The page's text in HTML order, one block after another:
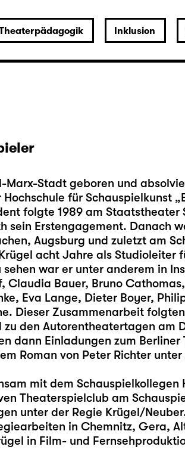
Inklusion
Marx-Stadt geboren und
für Schauspielkunst
folgte 1989 am Staatstheater
sein Erstengagement. Danach
Augsburg und zuletzt am
acht Jahre als Studioleiter
war er unter anderem in
Claudia Bauer, Bruno
Eva Lange, Dieter Boyer,
Dieser Zusammenarbeit
den Autorentheatertagen am
dann Einladungen zum
Roman von Peter Richter
mit dem Schauspielkollegen
Theaterspielclub am
unter der Regie Krügel/
in Chemnitz, Gera,
in Film- und